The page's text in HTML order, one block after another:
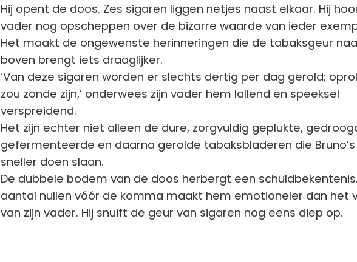
Hij opent de doos. Zes sigaren liggen netjes naast elkaar. Hij
vader nog opscheppen over de bizarre waarde van ieder
Het maakt de ongewenste herinneringen die de tabaksgeur
boven brengt iets draaglijker.
‘Van deze sigaren worden er slechts dertig per dag gerold;
zou zonde zijn,’ onderwees zijn vader hem lallend en speeksel
verspreidend.
Het zijn echter niet alleen de dure, zorgvuldig geplukte,
gefermenteerde en daarna gerolde tabaksbladeren die
sneller doen slaan.
De dubbele bodem van de doos herbergt een
aantal nullen vóór de komma maakt hem emotioneler dan het
van zijn vader. Hij snuift de geur van sigaren nog eens diep op.